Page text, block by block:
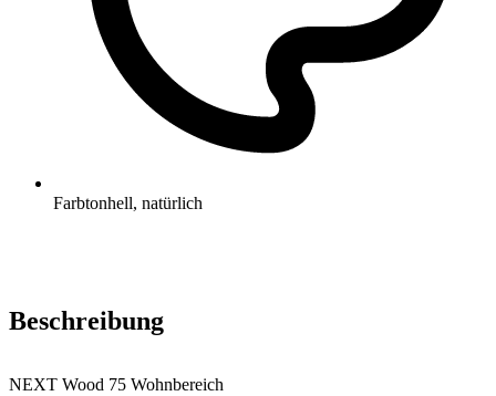
Farbtonhell, natürlich
Beschreibung
NEXT Wood 75 Wohnbereich